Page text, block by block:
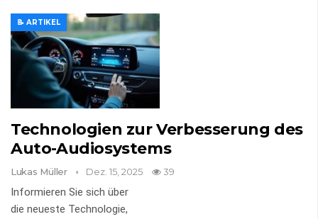
📝 ARTIKEL
Technologien zur Verbesserung des
Auto-Audiosystems
Lukas Müller Dez. 15, 2025 39
Informieren Sie sich über
die neueste Technologie,